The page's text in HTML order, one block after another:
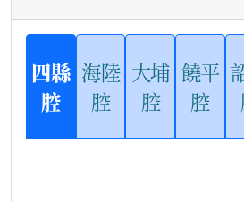
四縣
腔
海陸
腔
大埔
腔
饒平
腔